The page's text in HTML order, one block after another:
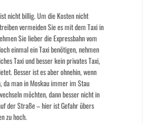
nicht billig. Um die Kosten nicht
vermeiden Sie es mit dem Taxi in
Sie lieber die Expressbahn vom
einmal ein Taxi benötigen, nehmen
Taxi und besser kein privates Taxi,
Besser ist es aber ohnehin, wenn
da man in Moskau immer im Stau
möchten, dann besser nicht in
der Straße – hier ist Gefahr übers
zu hoch.